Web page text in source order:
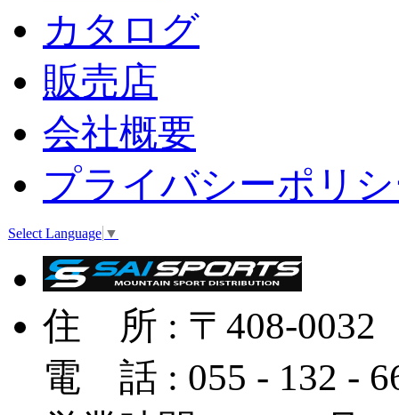
カタログ
販売店
会社概要
プライバシーポリ
Select Language ▼
住 所 : 〒408-0032
電 話 : 055 - 132 -